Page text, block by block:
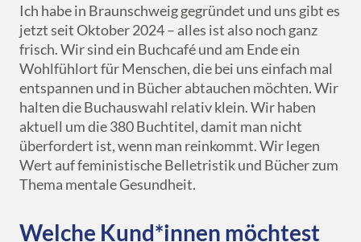
Ich habe in Braunschweig gegründet und uns gibt es
jetzt seit Oktober 2024 – alles ist also noch ganz
frisch. Wir sind ein Buchcafé und am Ende ein
Wohlfühlort für Menschen, die bei uns einfach mal
entspannen und in Bücher abtauchen möchten. Wir
halten die Buchauswahl relativ klein. Wir haben
aktuell um die 380 Buchtitel, damit man nicht
überfordert ist, wenn man reinkommt. Wir legen
Wert auf feministische Belletristik und Bücher zum
Thema mentale Gesundheit.
Welche Kund*innen möchtest